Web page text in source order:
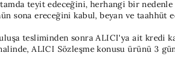
teyit edeceğini, herhangi bir
sona ereceğini kabul, beyan ve taahhüt
tesliminden sonra ALICI'ya ait kredi
ALICI Sözleşme konusu ürünü 3